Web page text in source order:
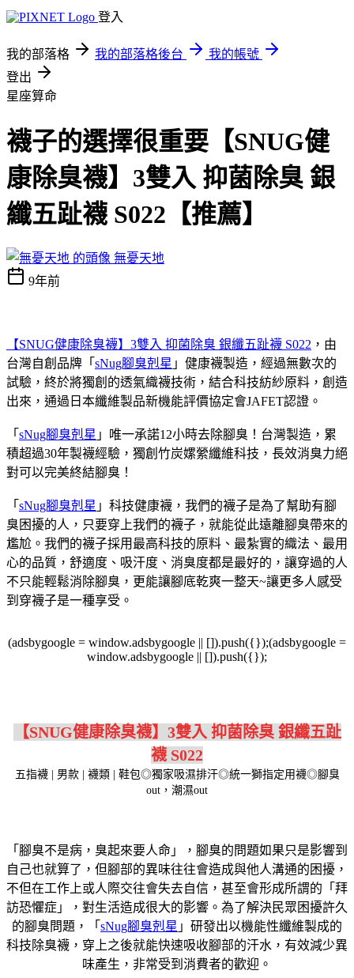
登入
我的部落格 我的部落格後台
我的帳號
登出
星座算命
襪子的選擇很重要【SNUG健
康除臭襪】3雙入 抑菌除臭 銀
纖五趾襪 S022【推薦】
無憂天地
9年前
【SNUG健康除臭襪】3雙入 抑菌除臭 銀纖五趾襪 S022 ，由
台灣自創品牌「 sNug腳臭剋星 」健康襪製造，經過無數次的
試驗，終於將獨創的透氣織襪技術，結合科技紡紗原料，創造
出來，通過日本纖維製品新機能評價協定會JAFET認證。
「 sNug腳臭剋星 」唯一承諾12小時去除腳臭！台灣製造，累
積超過30年製襪經驗，獨創竹炭嫘縈纖維科技，長效消臭力絕
對可以完美終結腳臭！
「 sNug腳臭剋星 」科技健康襪，我們的襪子是為了幫助有腳
臭困擾的人，只要穿上我們的襪子，就能從此遠離腳臭帶來的
尷尬。我們的襪子採用最高科技的原料、最紮實的織法、最用
心的品質，舒適度、吸汗度、消臭度都是最好的，讓穿過的人
不只能輕鬆消除腳臭，更能讓腳底乾爽一整天~讓更多人感受
到穿襪子是一種享受。
(adsbygoogle = window.adsbygoogle || []).push({});(adsbygoogle =
window.adsbygoogle || []).push({});
【SNUG健康除臭襪】3雙入 抑菌除臭 銀纖五趾
襪 S022
五指襪 | 男款 | 襪類 | 鞋包◎獨家吸濕排汗◎統一獅指定用襪◎腳臭
out，潮濕out
「腳臭不是病，臭起來要人命」，腳臭的問題如果只是影響到
自己也就算了，但腳部的異味往往會造成與他人溝通的困擾，
不但在工作上或人際交往會失去自信，甚至會形成所謂的「拜
訪恐懼症」，對生活造成很大的影響。為了解決民眾困擾許久
的腳臭問題，「 sNug腳臭剋星 」研發出以機能性纖維製成的
科技除臭襪，穿上之後就能快速吸收腳部的汗水，有效減少異
味產生，非常受到消費者的歡迎。